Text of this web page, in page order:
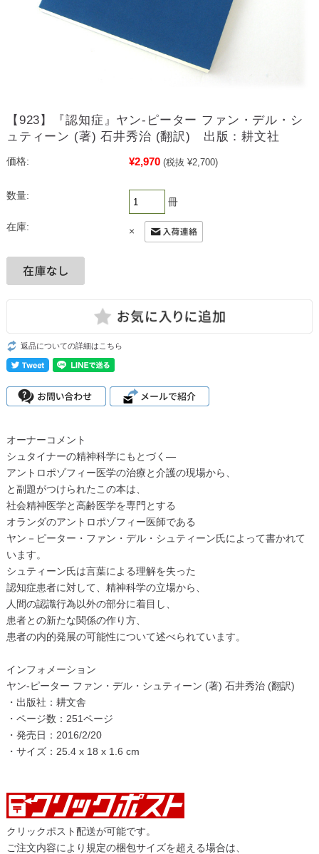
【923】『認知症』ヤン‐ピーター ファン・デル・シ
ュティーン (著) 石井秀治 (翻訳) 出版：耕文社
価格: ¥2,970 (税抜 ¥2,700)
数量:
冊
在庫: ×
返品についての詳細はこちら
オーナーコメント
シュタイナーの精神科学にもとづく―
アントロポゾフィー医学の治療と介護の現場から、
と副題がつけられたこの本は、
社会精神医学と高齢医学を専門とする
オランダのアントロポゾフィー医師である
ヤン－ピーター・ファン・デル・シュティーン氏によって書かれて
います。
シュティーン氏は言葉による理解を失った
認知症患者に対して、精神科学の立場から、
人間の認識行為以外の部分に着目し、
患者との新たな関係の作り方、
患者の内的発展の可能性について述べられています。
インフォメーション
ヤン‐ピーター ファン・デル・シュティーン (著) 石井秀治 (翻訳)
・出版社：耕文舎
・ページ数：251ページ
・発売日：2016/2/20
・サイズ：25.4 x 18 x 1.6 cm
クリックポスト配送が可能です。
ご注文内容により規定の梱包サイズを超える場合は、